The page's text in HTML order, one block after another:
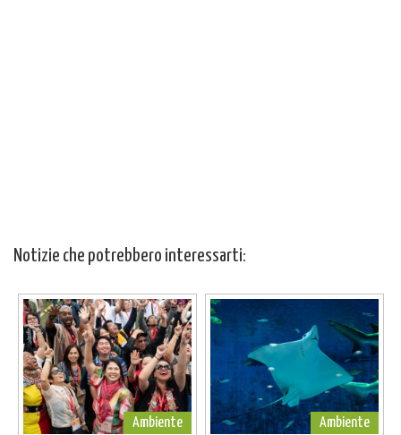
Notizie che potrebbero interessarti:
Ambiente Ambiente